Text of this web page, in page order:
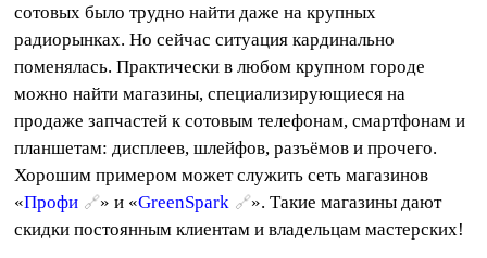
сотовых было трудно найти даже на крупных
радиорынках. Но сейчас ситуация кардинально
поменялась. Практически в любом крупном городе
можно найти магазины, специализирующиеся на
продаже запчастей к сотовым телефонам, смартфонам и
планшетам: дисплеев, шлейфов, разъёмов и прочего.
Хорошим примером может служить сеть магазинов
«Профи » и «GreenSpark
». Такие магазины дают
скидки постоянным клиентам и владельцам мастерских!